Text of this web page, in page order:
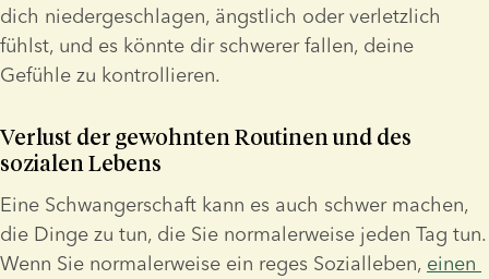
dich niedergeschlagen, ängstlich oder verletzlich
fühlst, und es könnte dir schwerer fallen, deine
Gefühle zu kontrollieren.
Verlust der gewohnten Routinen und des
sozialen Lebens
Eine Schwangerschaft kann es auch schwer machen,
die Dinge zu tun, die Sie normalerweise jeden Tag tun.
Wenn Sie normalerweise ein reges Sozialleben, einen